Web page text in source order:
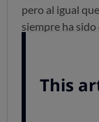
pero al igual
siempre ha
Un